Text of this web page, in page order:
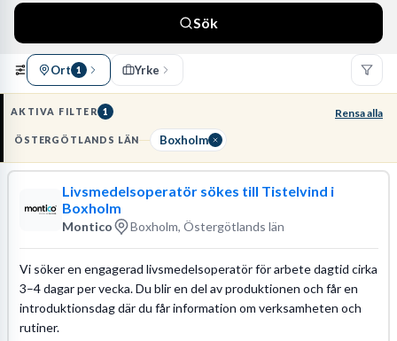
Sök
Ort 1 Yrke
AKTIVA FILTER 1 Rensa alla
ÖSTERGÖTLANDS LÄN Boxholm
Livsmedelsoperatör sökes till Tistelvind i
Boxholm
Montico Boxholm, Östergötlands län
Vi söker en engagerad livsmedelsoperatör för arbete dagtid cirka
3–4 dagar per vecka. Du blir en del av produktionen och får en
introduktionsdag där du får information om verksamheten och
rutiner.